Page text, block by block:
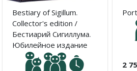
Bestiary of Sigillum.
Collector's edition /
Бестиарий Сигиллума.
Юбилейное издание
2